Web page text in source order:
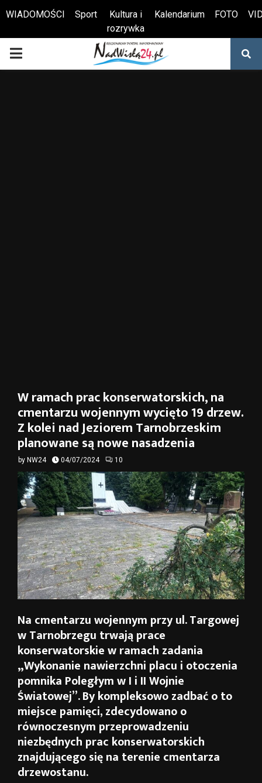
Otwórz pasek narzędzi
WIADOMOŚCI Sport
Kultura i
rozrywka
Kalendarium FOTO
PRIMARY
W ramach prac konserwatorskich, na
cmentarzu wojennym wycięto 19 drzew.
Z kolei nad Jeziorem Tarnobrzeskim
planowane są nowe nasadzenia
by NW24 04/07/2024 10
Na cmentarzu wojennym przy ul. Targowej
w Tarnobrzegu trwają prace
konserwatorskie w ramach zadania
„Wykonanie nawierzchni placu i otoczenia
pomnika Poległym w I i II Wojnie
Światowej”. By kompleksowo zadbać o to
miejsce pamięci, zdecydowano o
równoczesnym przeprowadzeniu
niezbędnych prac konserwatorskich
znajdującego się na terenie cmentarza
drzewostanu.